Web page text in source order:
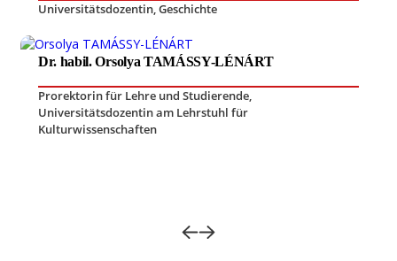
Universitätsdozentin,Geschichte
Dr. habil. Orsolya TAMÁSSY-LÉNÁRT
Prorektorin für Lehre und Studierende,
Universitätsdozentin am Lehrstuhl für
Kulturwissenschaften